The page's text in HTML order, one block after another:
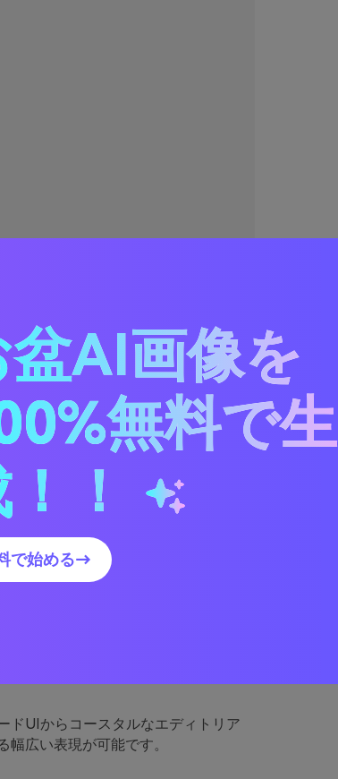
？
カラーパレットを使う方法
ジュアルを作成する
ーンパレット
、ブルーは信頼感と明瞭さを加えま
ドUIからコースタルなエディトリア
広い表現が可能です。
盆AI画像を
無料で生
！
で始める→